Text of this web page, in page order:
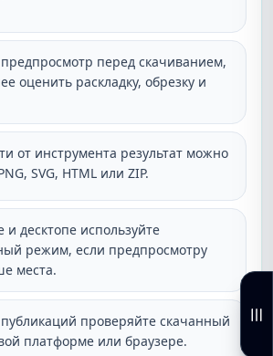
перед скачиванием,
оценить раскладку, обрезку и
от инструмента результат можно
SVG, HTML или ZIP.
десктопе используйте
режим, если предпросмотру
места.
проверяйте скачанный
платформе или браузере.